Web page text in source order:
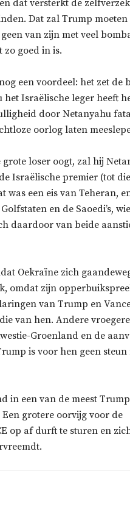
dat versterkt de
Dat zal Trump moeten
van zijn met veel
goed in is.
een voordeel: het zet de
Israëlische leger heeft
door Netanyahu
oorlog laten
loser oogt, zal hij
Israëlische premier (tot
was een eis van Teheran,
en de Saoedi’s,
daardoor van beide
Oekraïne zich
omdat zijn
van Trump en
van hen. Andere vroegere
Groenland en de
is voor hen geen steun
in een van de meest
grotere oorvijg voor de
op af durft te sturen en